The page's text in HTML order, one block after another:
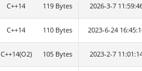
C++14 119 Bytes 2026-3-7
C++14 110 Bytes 2023-6-24
C++14(O2) 105 Bytes 2023-2-7